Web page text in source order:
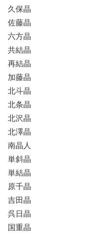
久保晶
佐藤晶
六方晶
共結晶
再結晶
加藤晶
北斗晶
北条晶
北沢晶
北澤晶
南晶人
単斜晶
単結晶
原千晶
吉田晶
呉日晶
国重晶